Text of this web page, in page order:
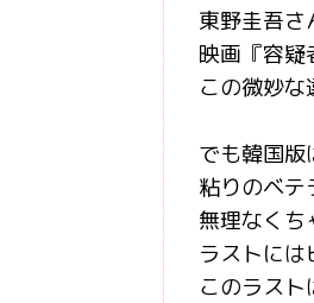
東野圭吾さ
映画『容疑
この微妙な
でも韓国版
粘りのベテ
無理なくち
ラストに
このラスト